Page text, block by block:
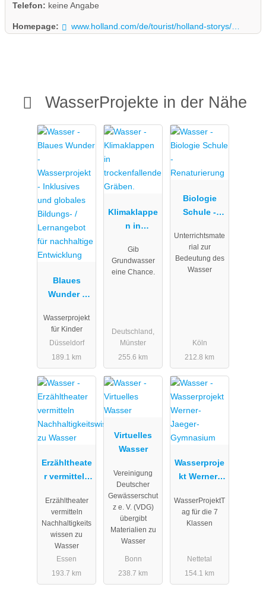
Telefon: keine Angabe
Homepage: www.holland.com/de/tourist/holland-storys/niederlande-wasserland.htm
WasserProjekte in der Nähe
Blaues
Wunder -
kt -
globales
Bildungs- /
Entwicklung
Wasserprojekt
für Kinder
Düsseldorf
189.1 km
Klimaklappe
n in
nde Gräben.
Gib
Grundwasser
eine Chance.
Deutschland,
Münster
255.6 km
Biologie
Schule -
ng
Unterrichtsmate
rial zur
Bedeutung des
Wasser
Köln
212.8 km
Erzähltheate
r vermitteln
eitswissen
zu Wasser
Erzähltheater
vermitteln
Nachhaltigkeits
wissen zu
Wasser
Essen
193.7 km
Virtuelles
Wasser
Vereinigung
Deutscher
Gewässerschut
z e. V. (VDG)
übergibt
Materialien zu
Wasser
Bonn
238.7 km
Wasserproje
kt Werner-
Gymnasium
WasserProjektT
ag für die 7
Klassen
Nettetal
154.1 km